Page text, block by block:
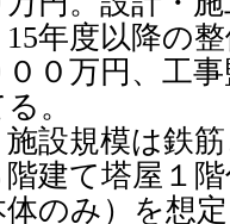
年度以降の整
００万円、工
。
設規模は鉄筋
階建て塔屋１
体のみ）を想